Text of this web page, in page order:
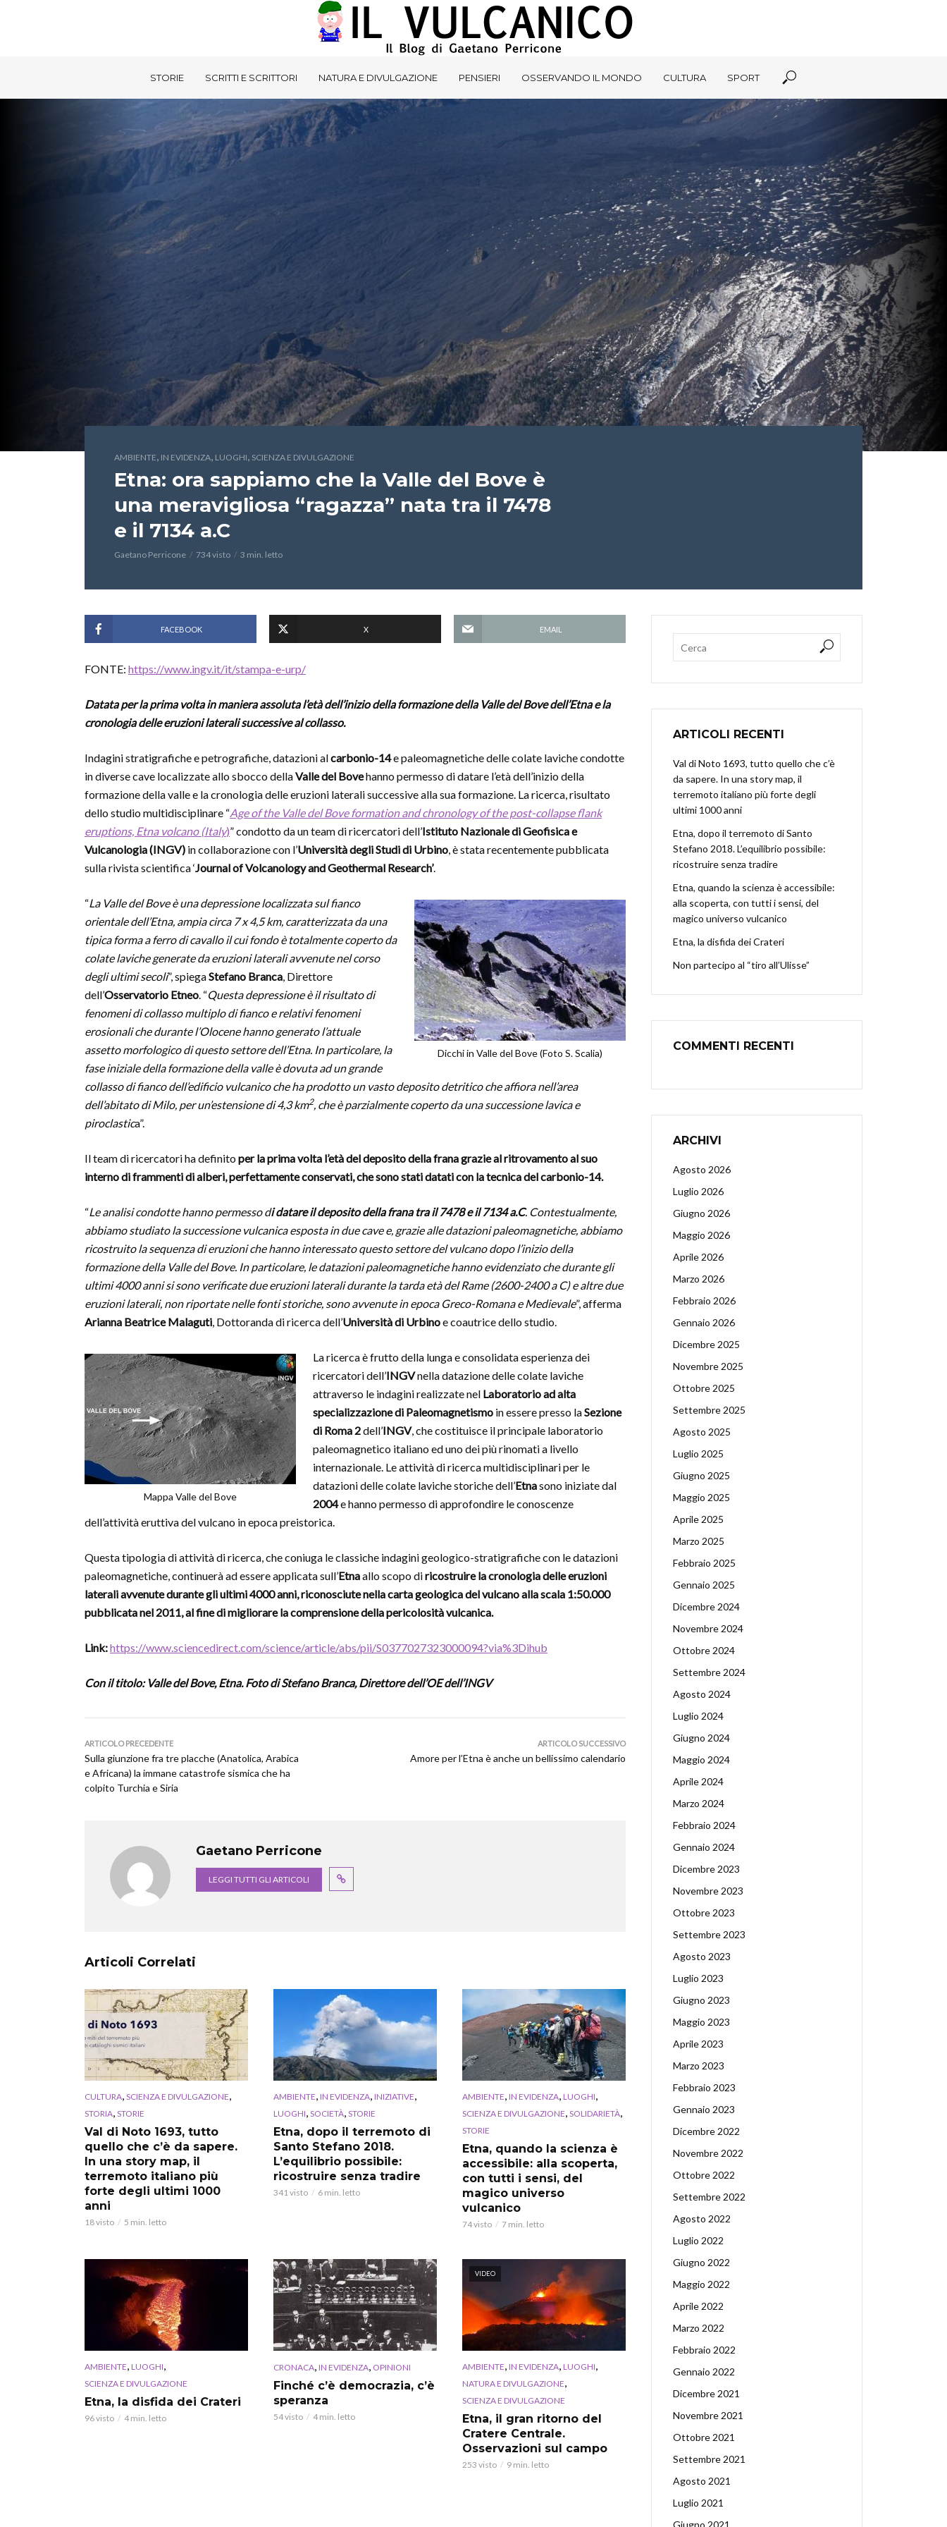
STORIE SCRITTI E SCRITTORI NATURA E DIVULGAZIONE PENSIERI OSSERVANDO IL MONDO CULTURA SPORT
AMBIENTE, IN EVIDENZA, LUOGHI, SCIENZA E DIVULGAZIONE
Etna: ora sappiamo che la Valle del Bove è
una meravigliosa “ragazza” nata tra il 7478
e il 7134 a.C
Gaetano Perricone 734 visto 3 min. letto
FACEBOOK X EMAIL
FONTE: https://www.ingv.it/it/stampa-e-urp/
Datata per la prima volta in maniera assoluta l’età dell’inizio della formazione della Valle del Bove dell’Etna e la
cronologia delle eruzioni laterali successive al collasso.
Indagini stratigrafiche e petrografiche, datazioni alcarbonio-14e paleomagnetiche delle colate laviche condotte
in diverse cave localizzate allo sbocco dellaValle del Bovehanno permesso di datare l’età dell’inizio della
formazione della valle e la cronologia delle eruzioni laterali successive alla sua formazione. La ricerca, risultato
dello studio multidisciplinare “Age of the Valle del Bove formation and chronology of the post-collapse flank
eruptions, Etna volcano (Italy)” condotto da un team di ricercatori dell’Istituto Nazionale di Geofisica e
Vulcanologia (INGV) in collaborazione con l’Università degli Studi di Urbino, è stata recentemente pubblicata
sulla rivista scientifica ‘Journal of Volcanology and Geothermal Research’.
Dicchi in Valle del Bove (Foto S. Scalia)
“La Valle del Bove è una depressione localizzata sul fianco
orientale dell’Etna, ampia circa 7 x 4,5 km, caratterizzata da una
tipica forma a ferro di cavallo il cui fondo è totalmente coperto da
colate laviche generate da eruzioni laterali avvenute nel corso
degli ultimi secoli”, spiegaStefano Branca, Direttore
dell’Osservatorio Etneo. “Questa depressione è il risultato di
fenomeni di collasso multiplo di fianco e relativi fenomeni
erosionali che durante l’Olocene hanno generato l’attuale
assetto morfologico di questo settore dell’Etna. In particolare, la
fase iniziale della formazione della valle è dovuta ad un grande
collasso di fianco dell’edificio vulcanico che ha prodotto un vasto deposito detritico che affiora nell’area
dell’abitato di Milo, per un’estensione di 4,3 km2, che è parzialmente coperto da una successione lavica e
piroclastica”.
Il team di ricercatori ha definitoper la prima volta l’età del deposito della frana grazie al ritrovamento al suo
interno di frammenti di alberi, perfettamente conservati, che sono stati datati con la tecnica del carbonio-14.
“Le analisi condotte hanno permesso di datare il deposito della frana tra il 7478 e il 7134 a.C. Contestualmente,
abbiamo studiato la successione vulcanica esposta in due cave e, grazie alle datazioni paleomagnetiche, abbiamo
ricostruito la sequenza di eruzioni che hanno interessato questo settore del vulcano dopo l’inizio della
formazione della Valle del Bove. In particolare, le datazioni paleomagnetiche hanno evidenziato che durante gli
ultimi 4000 anni si sono verificate due eruzioni laterali durante la tarda età del Rame (2600-2400 a C) e altre due
eruzioni laterali, non riportate nelle fonti storiche, sono avvenute in epoca Greco-Romana e Medievale”, afferma
Arianna Beatrice Malaguti, Dottoranda di ricerca dell’Università di Urbinoe coautrice dello studio.
Mappa Valle del Bove
La ricerca è frutto della lunga e consolidata esperienza dei
ricercatori dell’INGVnella datazione delle colate laviche
attraverso le indagini realizzate nel Laboratorio ad alta
specializzazione di Paleomagnetismo in essere presso laSezione
di Roma 2dell’INGV, che costituisce il principale laboratorio
paleomagnetico italiano ed uno dei più rinomati a livello
internazionale. Le attività di ricerca multidisciplinari per le
datazioni delle colate laviche storiche dell’Etnasono iniziate dal
2004e hanno permesso di approfondire le conoscenze
dell’attività eruttiva del vulcano in epoca preistorica.
Questa tipologia di attività di ricerca, che coniuga le classiche indagini geologico-stratigrafiche con le datazioni
paleomagnetiche, continuerà ad essere applicata sull’Etnaallo scopo diricostruire la cronologia delle eruzioni
laterali avvenute durante gli ultimi 4000 anni, riconosciute nella carta geologica del vulcano alla scala 1:50.000
pubblicata nel 2011, al fine di migliorare la comprensione della pericolosità vulcanica.
Link:https://www.sciencedirect.com/science/article/abs/pii/S0377027323000094?via%3Dihub
Con il titolo: Valle del Bove, Etna. Foto di Stefano Branca, Direttore dell’OE dell’INGV
ARTICOLO PRECEDENTE
Sulla giunzione fra tre placche (Anatolica, Arabica
e Africana) la immane catastrofe sismica che ha
colpito Turchia e Siria
ARTICOLO SUCCESSIVO
Amore per l’Etna è anche un bellissimo calendario
Gaetano Perricone
LEGGI TUTTI GLI ARTICOLI
Articoli Correlati
CULTURA, SCIENZA E DIVULGAZIONE,
STORIA, STORIE
Val di Noto 1693, tutto
quello che c’è da sapere.
In una story map, il
terremoto italiano più
forte degli ultimi 1000
anni
18 visto 5 min. letto
AMBIENTE, IN EVIDENZA, INIZIATIVE,
LUOGHI, SOCIETÀ, STORIE
Etna, dopo il terremoto di
Santo Stefano 2018.
L’equilibrio possibile:
ricostruire senza tradire
341 visto 6 min. letto
AMBIENTE, IN EVIDENZA, LUOGHI,
SCIENZA E DIVULGAZIONE, SOLIDARIETÀ,
STORIE
Etna, quando la scienza è
accessibile: alla scoperta,
con tutti i sensi, del
magico universo
vulcanico
74 visto 7 min. letto
AMBIENTE, LUOGHI,
SCIENZA E DIVULGAZIONE
Etna, la disfida dei Crateri
96 visto 4 min. letto
CRONACA IN EVIDENZA OPINIONI
Finché c’è democrazia, c’è
speranza
54 visto 4 min. letto
VIDEO
AMBIENTE, IN EVIDENZA, LUOGHI,
NATURA E DIVULGAZIONE
SCIENZA E DIVULGAZIONE
Etna, il gran ritorno del
Cratere Centrale.
Osservazioni sul campo
253 visto 9 min. letto
ARTICOLI RECENTI
Val di Noto 1693, tutto quello che c’è
da sapere. In una story map, il
terremoto italiano più forte degli
ultimi 1000 anni
Etna, dopo il terremoto di Santo
Stefano 2018. L’equilibrio possibile:
ricostruire senza tradire
Etna, quando la scienza è accessibile:
alla scoperta, con tutti i sensi, del
magico universo vulcanico
Etna, la disfida dei Crateri
Non partecipo al “tiro all’Ulisse”
COMMENTI RECENTI
ARCHIVI
Agosto 2026
Luglio 2026
Giugno 2026
Maggio 2026
Aprile 2026
Marzo 2026
Febbraio 2026
Gennaio 2026
Dicembre 2025
Novembre 2025
Ottobre 2025
Settembre 2025
Agosto 2025
Luglio 2025
Giugno 2025
Maggio 2025
Aprile 2025
Marzo 2025
Febbraio 2025
Gennaio 2025
Dicembre 2024
Novembre 2024
Ottobre 2024
Settembre 2024
Agosto 2024
Luglio 2024
Giugno 2024
Maggio 2024
Aprile 2024
Marzo 2024
Febbraio 2024
Gennaio 2024
Dicembre 2023
Novembre 2023
Ottobre 2023
Settembre 2023
Agosto 2023
Luglio 2023
Giugno 2023
Maggio 2023
Aprile 2023
Marzo 2023
Febbraio 2023
Gennaio 2023
Dicembre 2022
Novembre 2022
Ottobre 2022
Settembre 2022
Agosto 2022
Luglio 2022
Giugno 2022
Maggio 2022
Aprile 2022
Marzo 2022
Febbraio 2022
Gennaio 2022
Dicembre 2021
Novembre 2021
Ottobre 2021
Settembre 2021
Agosto 2021
Luglio 2021
Giugno 2021